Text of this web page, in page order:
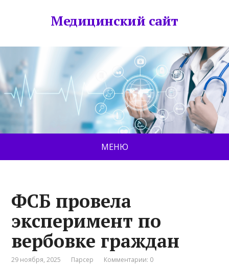
Медицинский сайт
МЕНЮ
ФСБ провела
эксперимент по
вербовке граждан
29 ноября, 2025 Парсер Комментарии: 0